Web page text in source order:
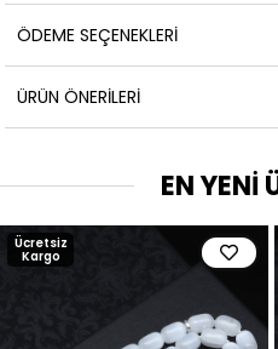
ÖDEME SEÇENEKLERI
ÜRÜN ÖNERILERI
EN YENİ
Ücretsiz
Kargo